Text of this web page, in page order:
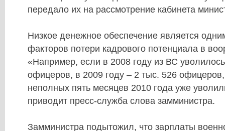
передало их на рассмотрение кабинета
Низкое денежное обеспечение является
факторов потери кадрового потенциала в
«Например, если в 2008 году из ВС
офицеров, в 2009 году – 2 тыс. 526 офицеров,
неполных пять месяцев 2010 года уже
приводит пресс-служба слова замминистра.
Замминистра подытожил, что зарплаты